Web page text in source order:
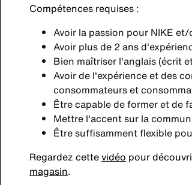
Compétences requises:
Avoir la passion pour NIKE
Avoir plus de 2 ans
Bien maîtriser l'anglais (écrit
Avoir de l'expérience et des
consommateurs et
Être capable de former et de
Mettre l'accent sur la
Être suffisamment flexible
Regardez cettevidéo pour
magasin.